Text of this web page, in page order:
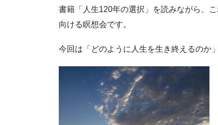
書籍「人生120年の選択」を読みながら、
向ける瞑想会です。
今回は「どのように人生を生き終えるのか